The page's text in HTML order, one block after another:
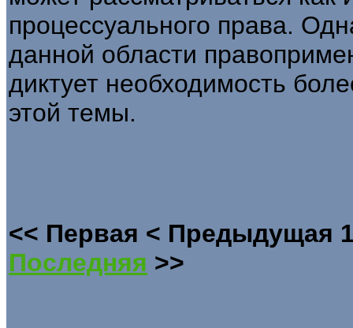
процессуального права.
данной области
диктует необходимость
этой темы.
<< Первая < Предыдущая
Последняя >>